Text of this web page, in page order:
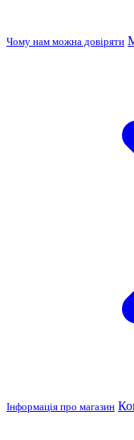
Чому нам можна довіряти
Інформація про магазин